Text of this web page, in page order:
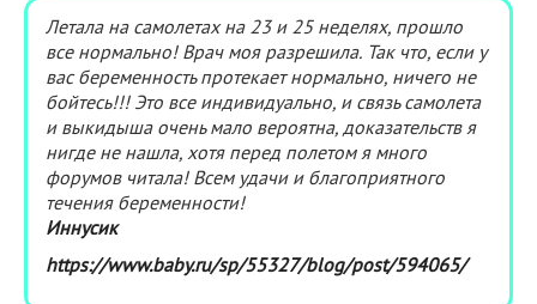
Летала на самолетах на 23 и 25 неделях, прошло
все нормально! Врач моя разрешила. Так что, если у
вас беременность протекает нормально, ничего не
бойтесь!!! Это все индивидуально, и связь самолета
и выкидыша очень мало вероятна, доказательств я
нигде не нашла, хотя перед полетом я много
форумов читала! Всем удачи и благоприятного
течения беременности!
Иннусик
https://www.baby.ru/sp/55327/blog/post/594065/